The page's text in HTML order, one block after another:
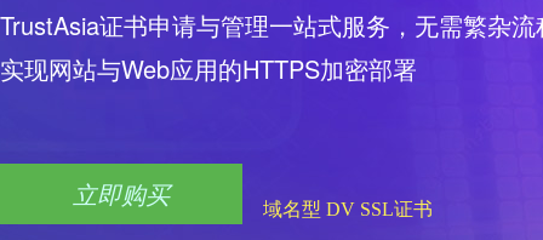
TrustAsia证书申请与管理一站式服务，无需繁杂
实现网站与Web应用的HTTPS加密部署
立即购买 域名型 DV SSL证书